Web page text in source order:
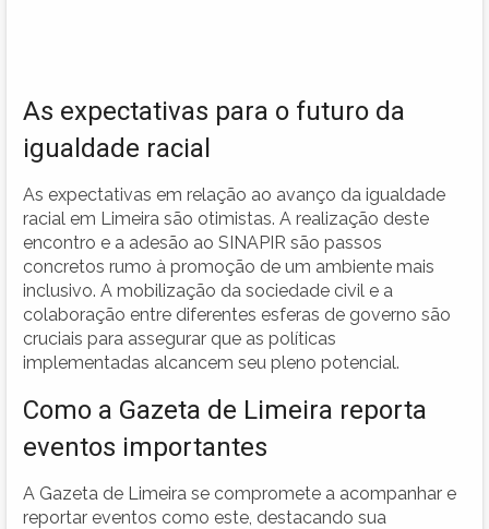
As expectativas para o futuro da
igualdade racial
As expectativas em relação ao avanço da igualdade
racial em Limeira são otimistas. A realização deste
encontro e a adesão ao SINAPIR são passos
concretos rumo à promoção de um ambiente mais
inclusivo. A mobilização da sociedade civil e a
colaboração entre diferentes esferas de governo são
cruciais para assegurar que as políticas
implementadas alcancem seu pleno potencial.
Como a Gazeta de Limeira reporta
eventos importantes
A Gazeta de Limeira se compromete a acompanhar e
reportar eventos como este, destacando sua